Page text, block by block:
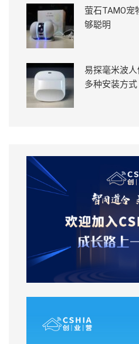
萤石TAMO宠
够聪明
易探毫米波人
多种安装方